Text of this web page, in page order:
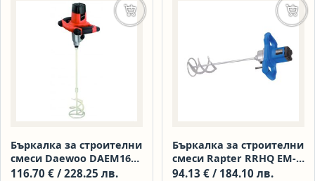
Бъркалка за строителни
смеси Daewoo DAEM1600
/ 1600 W, 300-750 rpm /
116.70 € / 228.25 лв.
Добавяне в количката
Бъркалка за строителни
смеси Rapter RRHQ EM-
100, 1600 W, 140 мм
94.13 € / 184.10 лв.